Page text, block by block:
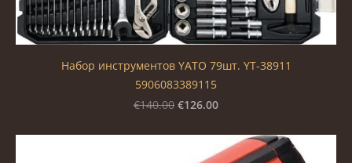
Набор инструментов YATO 79шт. YT-38911
5906083389115
€140.00 €126.00